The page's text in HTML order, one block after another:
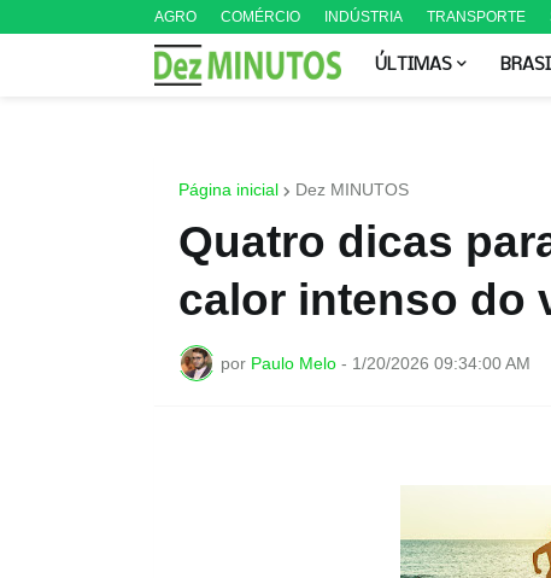
AGRO COMÉRCIO INDÚSTRIA TRANSPORTE
ÚLTIMAS
Página inicial Dez MINUTOS
Quatro dicas
calor intenso do
por Paulo Melo - 1/20/2026 09:34:00 AM